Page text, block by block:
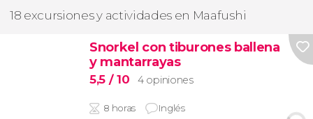
18 excursiones y actividades en Maafushi
Snorkel con tiburones ballena
y mantarrayas
5,5 / 10 4 opiniones
8 horas Inglés